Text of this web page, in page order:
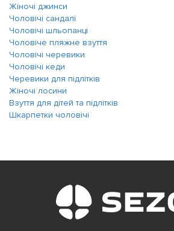
Жіночі джинси
Чоловічі сандалі
Чоловічі шльопанці
Чоловіче пляжне взуття
Чоловічі черевики
Чоловічі кеди
Черевики для підлітків
Жіночі лосини
Взуття для дітей та підлітків
Шкарпетки чоловічі